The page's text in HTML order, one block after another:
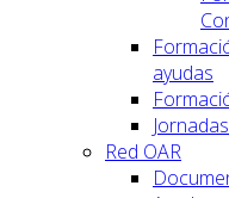
ayudas
Red OAR